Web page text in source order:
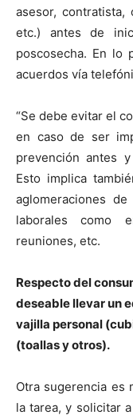
asesor, contratista,
etc.) antes de
poscosecha. En lo
acuerdos vía
“Se debe evitar el
en caso de ser
prevención antes
Esto implica
aglomeraciones
laborales como
reuniones, etc.
Respecto del
deseable llevar un
vajilla personal
(toallas y otros).
Otra sugerencia es
la tarea, y solicitar